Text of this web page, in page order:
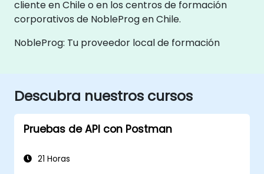
cliente en Chile o en los centros de formación
corporativos de NobleProg en Chile.
NobleProg: Tu proveedor local de formación
Descubra nuestros cursos
Pruebas de API con Postman
21 Horas